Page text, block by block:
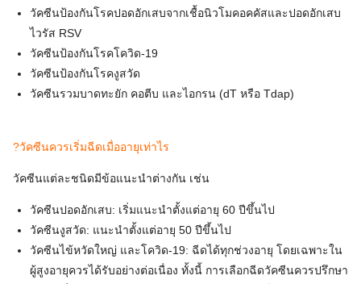
วัคซีนป้องกันโรคปอดอักเสบจากเชื้อนิวโมคอคคัสและปอดอักเสบ
ไวรัส RSV
วัคซีนป้องกันโรคโควิด-19
วัคซีนป้องกันโรคงูสวัด
วัคซีนรวมบาดทะยัก คอตีบ และไอกรน (dT หรือ Tdap)
?วัคซีนควรเริ่มฉีดเมื่ออายุเท่าไร
วัคซีนแต่ละชนิดมีข้อแนะนำต่างกัน เช่น
วัคซีนปอดอักเสบ: เริ่มแนะนำตั้งแต่อายุ 60 ปีขึ้นไป
วัคซีนงูสวัด: แนะนำตั้งแต่อายุ 50 ปีขึ้นไป
วัคซีนไข้หวัดใหญ่ และโควิด-19: ฉีดได้ทุกช่วงอายุ โดยเฉพาะใน
ผู้สูงอายุควรได้รับอย่างต่อเนื่อง ทั้งนี้ การเลือกฉีดวัคซีนควรปรึกษา